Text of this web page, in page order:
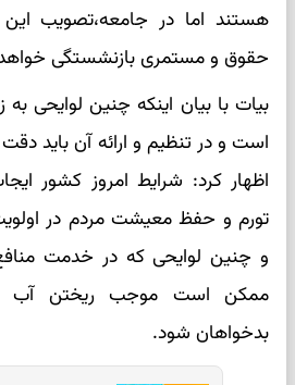
هستند اما در جامعه،تصویب
حقوق و مستمری بازنشستگی
بیات با بیان اینکه چنین لوایحی به
است و در تنظیم و ارائه آن باید
اظهار کرد: شرایط امروز کشور
تورم و حفظ معیشت مردم در
و چنین لوایحی که در خدمت
ممکن است موجب ریختن آب
بدخواهان شود.